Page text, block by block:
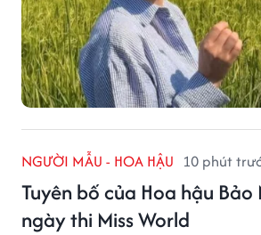
NGƯỜI MẪU - HOA HẬU 10 phút
Tuyên bố của Hoa hậu
ngày thi Miss World